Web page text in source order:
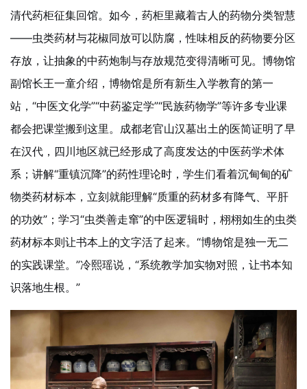
清代药柜征集回馆。如今，药柜里藏着古人的药物分类智慧
——虫类药材与花椒同放可以防腐，性味相反的药物要分区
存放，让抽象的中药炮制与存放规范变得清晰可见。博物馆
副馆长王一童介绍，博物馆是所有新生入学教育的第一
站，“中医文化学”“中药鉴定学”“民族药物学”等许多专业课
都会把课堂搬到这里。成都老官山汉墓出土的医简证明了早
在汉代，四川地区就已经形成了高度发达的中医药学术体
系；讲解“重镇沉降”的药性理论时，学生们看着沉甸甸的矿
物类药材标本，立刻就能理解“质重的药材多有降气、平肝
的功效”；学习“虫类善走窜”的中医逻辑时，栩栩如生的虫类
药材标本则让书本上的文字活了起来。“博物馆是独一无二
的实践课堂。”冷熙瑶说，“系统教学加实物对照，让书本知
识落地生根。”